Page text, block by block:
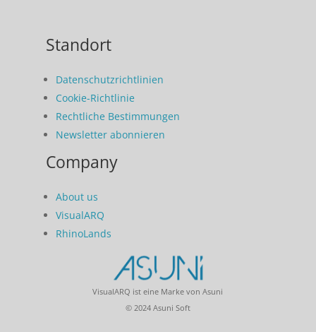
Standort
Datenschutzrichtlinien
Cookie-Richtlinie
Rechtliche Bestimmungen
Newsletter abonnieren
Company
About us
VisualARQ
RhinoLands
VisualARQ ist eine Marke von Asuni
© 2024 Asuni Soft